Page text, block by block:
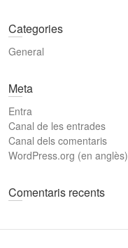
Categories
General
Meta
Entra
Canal de les entrades
Canal dels comentaris
WordPress.org (en anglès)
Comentaris recents